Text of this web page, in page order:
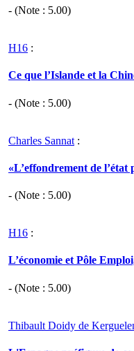
- (Note : 5.00)
H16 :
Ce que l’Islande et la
- (Note : 5.00)
Charles Sannat :
«L’effondrement de
- (Note : 5.00)
H16 :
L’économie et Pôle
- (Note : 5.00)
Thibault Doidy de